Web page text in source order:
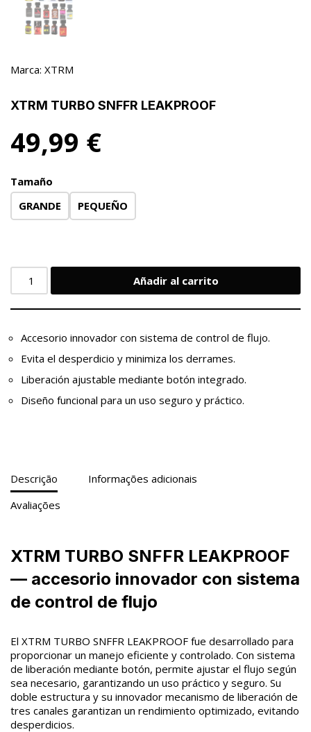
Marca: XTRM
XTRM TURBO SNFFR LEAKPROOF
49,99 €
Tamaño
GRANDE
PEQUEÑO
Añadir al carrito
Accesorio innovador con sistema de control de flujo.
Evita el desperdicio y minimiza los derrames.
Liberación ajustable mediante botón integrado.
Diseño funcional para un uso seguro y práctico.
Descrição
Informações adicionais
Avaliações
XTRM TURBO SNFFR LEAKPROOF
— accesorio innovador con sistema
de control de flujo
El XTRM TURBO SNFFR LEAKPROOF fue desarrollado para
proporcionar un manejo eficiente y controlado. Con sistema
de liberación mediante botón, permite ajustar el flujo según
sea necesario, garantizando un uso práctico y seguro. Su
doble estructura y su innovador mecanismo de liberación de
tres canales garantizan un rendimiento optimizado, evitando
desperdicios.